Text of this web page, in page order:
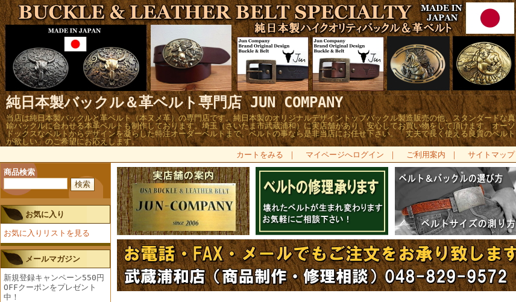
純日本製バックル＆革ベルト専門店 JUN COMPANY
当店は純日本製バックルと革ベルト（本ヌメ革）の専門店です。純日本製のオリジナルデザイントップバックル製造販売の他、スタンダードな真
鍮バックルに合わせる本革ベルトも制作しております。埼玉（さいたま市武蔵浦和）に実店舗があり、安心してお買い物をして頂けます。オーソ
ドックスなベルトからデザインを凝らした特注オーダーベルトまで、ベルトの事なら是非当店にお任せ下さい。「丈夫で長く使える良質のベルト
が欲しい」のご希望にお応えします。
カートをみる ｜ マイページへログイン ｜ ご利用案内 ｜
サイトマップ
商品検索
お気に入り
お気に入りリストを見る
メールマガジン
新規登録キャンペーン550円
OFFクーポンをプレゼント
中！